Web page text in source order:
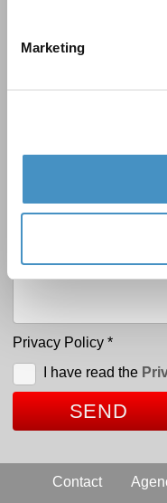
Marketing
Privacy Policy *
I have read the
Contact